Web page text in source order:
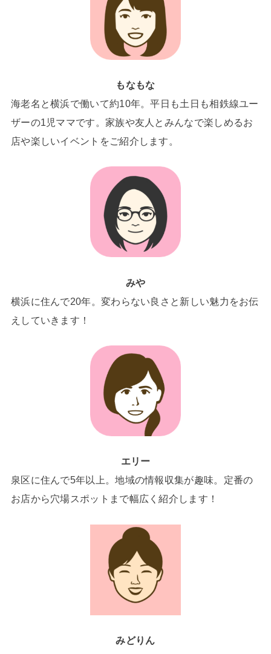
もなもな
海老名と横浜で働いて約10年。平日も土日も相鉄線ユー
ザーの1児ママです。家族や友人とみんなで楽しめるお
店や楽しいイベントをご紹介します。
みや
横浜に住んで20年。変わらない良さと新しい魅力をお伝
えしていきます！
エリー
泉区に住んで5年以上。地域の情報収集が趣味。定番の
お店から穴場スポットまで幅広く紹介します！
みどりん